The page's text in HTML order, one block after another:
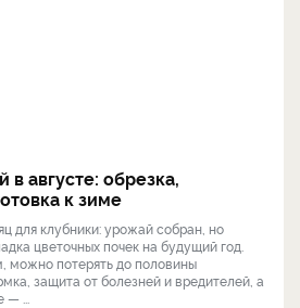
в августе: обрезка,
к зиме
для клубники: урожай собран, но
цветочных почек на будущий год.
можно потерять до половины
защита от болезней и вредителей, а
...